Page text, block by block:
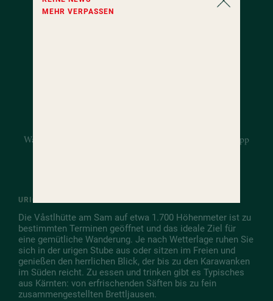
MEHR VERPASSENUrige
Wanderung vom Hotel zur Våstlhütte am Sam. In knapp
URIGE ALMHÜTTE NAHE DER TURRACHER HÖHE
Die Våstlhütte am Sam auf etwa 1.700 Höhenmeter ist zu
bestimmten Terminen geöffnet und das ideale Ziel für
eine gemütliche Wanderung. Je nach Wetterlage ruhen Sie
sich in der urigen Stube aus oder sitzen im Freien und
genießen den herrlichen Blick, der bis zu den Karawanken
im Süden reicht. Zu essen und trinken gibt es Typisches
aus Kärnten: von erfrischenden Säften bis zu fein
zusammengestellten Brettljausen.